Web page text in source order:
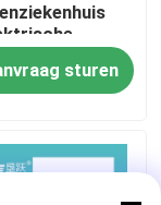
Multifunctie
sturen